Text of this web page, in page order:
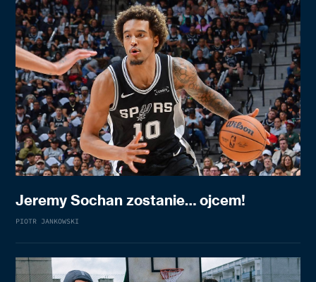
Jeremy Sochan zostanie… ojcem!
PIOTR JANKOWSKI